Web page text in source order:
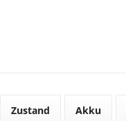
Zustand Akku